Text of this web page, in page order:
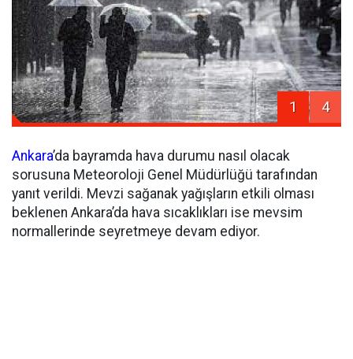
1 4
Ankara’da bayramda hava durumu nasıl olacak
sorusuna Meteoroloji Genel Müdürlüğü tarafından
yanıt verildi. Mevzi sağanak yağışların etkili olması
beklenen Ankara’da hava sıcaklıkları ise mevsim
normallerinde seyretmeye devam ediyor.